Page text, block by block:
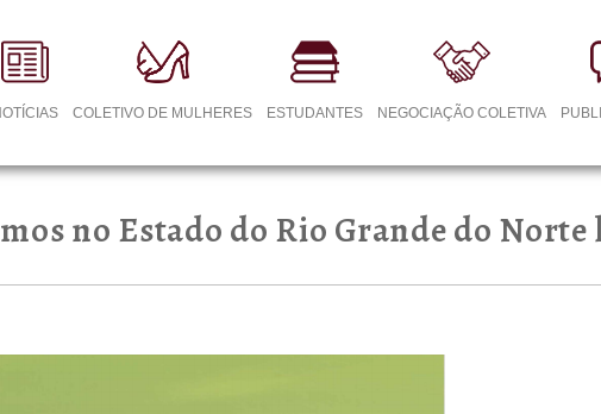
COLETIVO DE MULHERES ESTUDANTES NEGOCIAÇÃO COLETIVA
no Estado do Rio Grande do Norte​